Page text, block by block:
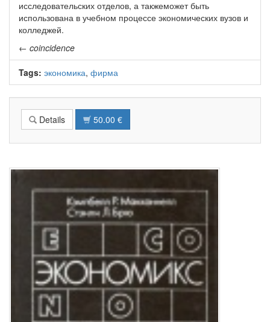
исследовательских отделов, а такжеможет быть
использована в учебном процессе экономических вузов и
колледжей.
← coincidence
Tags: экономика, фирма
Details 50.00 €